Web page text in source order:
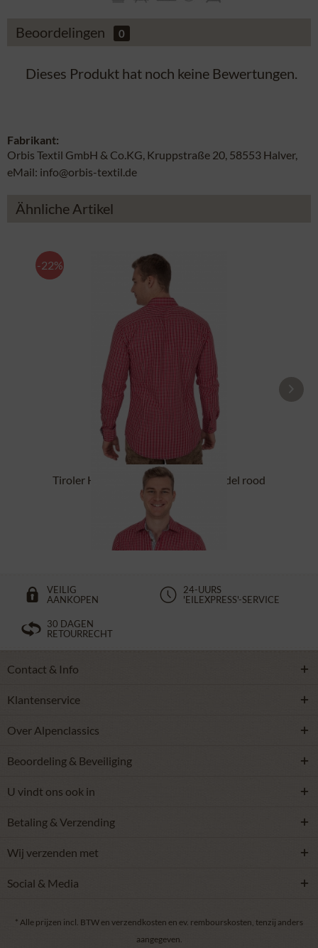
Beoordelingen 0
Dieses Produkt hat noch keine Bewertungen.
Fabrikant:
Orbis Textil GmbH & Co.KG, Kruppstraße 20, 58553 Halver,
eMail: info@orbis-textil.de
Ähnliche Artikel
-22%
Tiroler Hemd 420000-4341-34 middel rood
(Slim Fit)
€ 34,90 * € 44,90 *
VEILIG
AANKOPEN
24-UURS
'EILEXPRESS'-SERVICE
30 DAGEN
RETOURRECHT
Contact & Info
Klantenservice
Over Alpenclassics
Beoordeling & Beveiliging
U vindt ons ook in
Betaling & Verzending
Wij verzenden met
Social & Media
* Alle prijzen incl. BTW en verzendkosten en ev. rembourskosten, tenzij anders
aangegeven.